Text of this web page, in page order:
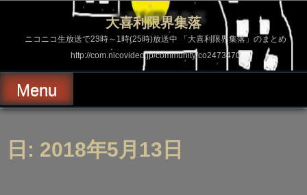
ス
ッ
プ
大喜利限界集落
ニコニコ生放送で23時～1時(25時)放送中 「大喜利限界集落」のまとめ
http://com.nicovideo.jp/community/co2473470
Menu
日: 2018年5月13日